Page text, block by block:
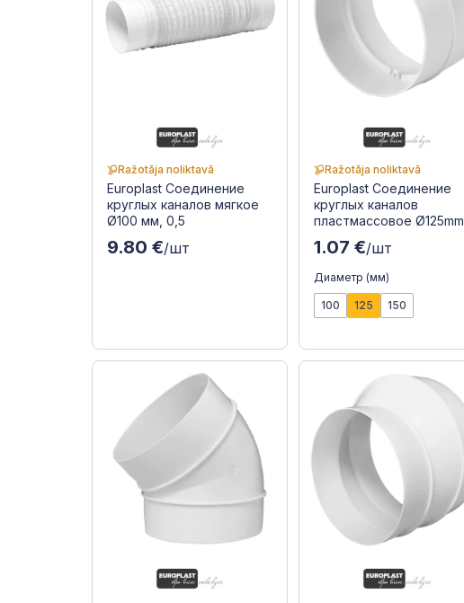
Ražotāja noliktavā
Europlast Соединение
круглых каналов мягкое
Ø100 мм, 0,5
9.80 €/шт
Ražotāja noliktavā
Europlast Соединение
круглых каналов
пластмассовое Ø125mm
1.07 €/шт
Диаметр (мм)
100 125 150